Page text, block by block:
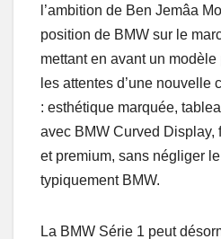
l’ambition de Ben Jemâa
position de BMW sur le
mettant en avant un
les attentes d’une nouvelle
: esthétique marquée,
avec BMW Curved
et premium, sans négliger
typiquement BMW.
La BMW Série 1 peut